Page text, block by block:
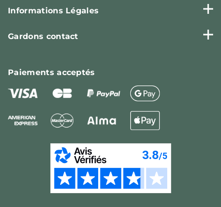
Informations Légales
Gardons contact
Paiementsacceptés